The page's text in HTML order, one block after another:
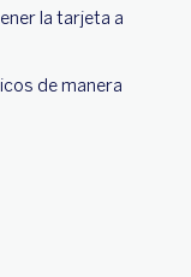
la tarjeta a
de manera